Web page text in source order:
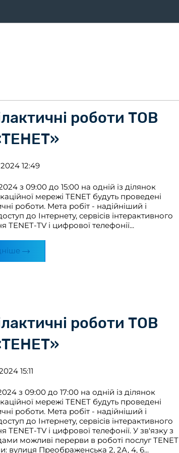
роботи ТОВ
12:49
з 09:00 до 15:00 на одній із ділянок
мережі TENET будуть проведені
роботи. Мета робіт - надійніший і
до Інтернету, сервісів інтерактивного
TENET-TV і цифрової телефонії...
роботи ТОВ
15:11
з 09:00 до 17:00 на одній із ділянок
мережі TENET будуть проведені
роботи. Мета робіт - надійніший і
до Інтернету, сервісів інтерактивного
TENET-TV і цифрової телефонії. У зв'язку з
можливі перерви в роботі послуг TENET
вулиця Преображенська 2, 2А, 4, 6...